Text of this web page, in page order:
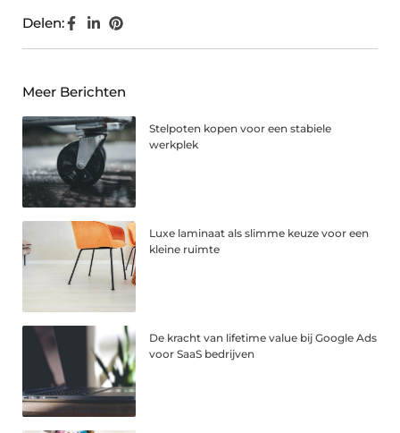
Delen:
Meer Berichten
Stelpoten kopen voor een stabiele
werkplek
Luxe laminaat als slimme keuze voor een
kleine ruimte
De kracht van lifetime value bij Google Ads
voor SaaS bedrijven